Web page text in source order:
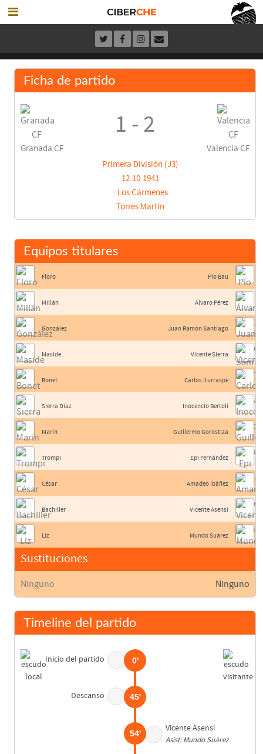
Ficha de partido
Granada CF
1 - 2
Valencia CF
Primera División (J3)
12.10.1941
Los Cármenes
Torres Martín
Equipos titulares
Floro
Millán
González
Maside
Bonet
Sierra Díaz
Marín
Trompi
César
Bachiller
Liz
Sustituciones
Ninguno
Pío Bau
Álvaro Pérez
Juan Ramón Santiago
Vicente Sierra
Carlos Iturraspe
Inocencio Bertolí
Guillermo Gorostiza
Epi Fernández
Amadeo Ibáñez
Vicente Asensi
Mundo Suárez
Ninguno
Timeline del partido
Inicio del partido 0'
Descanso 45'
Vicente Asensi
Asist: Mundo Suárez
54'